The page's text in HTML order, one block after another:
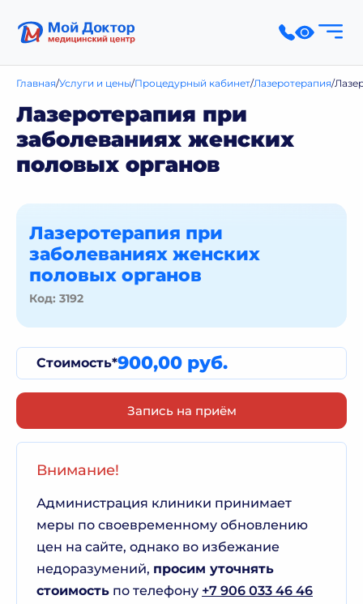
Главная Услуги и цены Процедурный кабинет Лазеротерапия
Лазеротерапия при
заболеваниях женских
половых органов
Лазеротерапия при
заболеваниях женских
половых органов
Код: 3192
Стоимость*900,00 руб.
Запись на приём
Внимание!
Администрация клиники принимает
меры по своевременному обновлению
цен на сайте, однако во избежание
недоразумений, просим уточнять
стоимость по телефону +7 906 033 46 46